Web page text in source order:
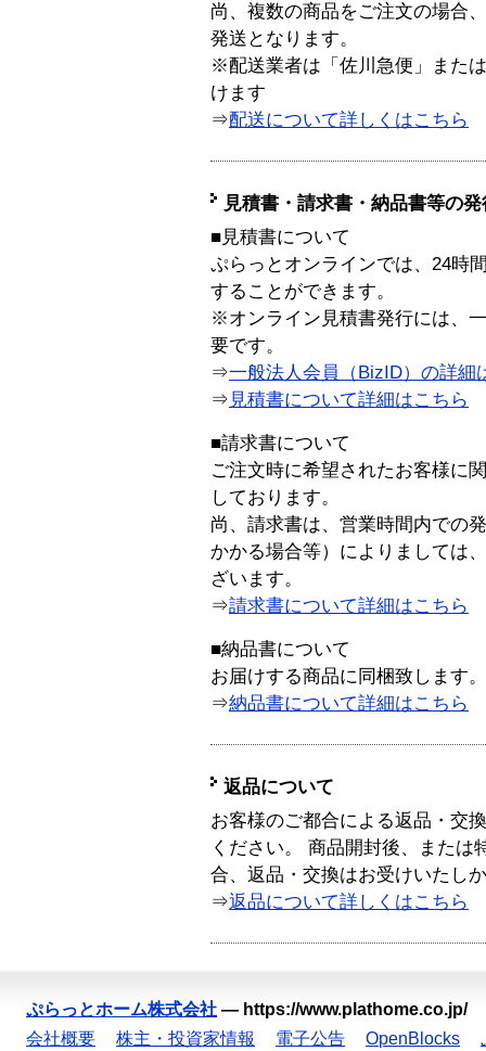
尚、複数の商品をご注文の場合
発送となります。
※配送業者は「佐川急便」また
けます
⇒配送について詳しくはこちら
見積書・請求書・納品書等の
■見積書について
ぷらっとオンラインでは、24時
することができます。
※オンライン見積書発行には、
要です。
⇒一般法人会員（BizID）の詳細
⇒ 見積書について詳細はこちら
■請求書について
ご注文時に希望されたお客様に
しております。
尚、請求書は、営業時間内での
かかる場合等）によりましては
ざいます。
⇒請求書について詳細はこちら
■納品書について
お届けする商品に同梱致します。
⇒納品書について詳細はこちら
返品について
お客様のご都合による返品・交
ください。 商品開封後、または
合、返品・交換はお受けいたし
⇒返品について詳しくはこちら
ぷらっとホーム株式会社 — https://www.plathome.co.jp/
会社概要
株主・投資家情報 電子公告 OpenBlocks